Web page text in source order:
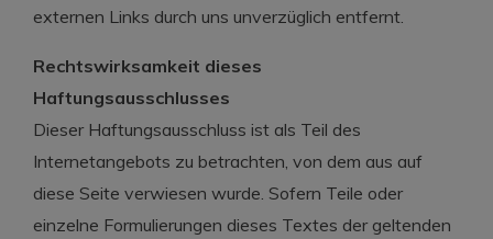
externen Links durch uns unverzüglich entfernt.
Rechtswirksamkeit dieses
Haftungsausschlusses
Dieser Haftungsausschluss ist als Teil des
Internetangebots zu betrachten, von dem aus auf
diese Seite verwiesen wurde. Sofern Teile oder
einzelne Formulierungen dieses Textes der geltenden